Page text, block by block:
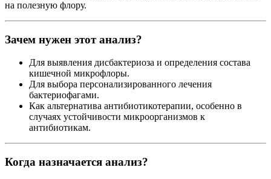
на полезную флору.
Зачем нужен этот анализ?
Для выявления дисбактериоза и определения состава
кишечной микрофлоры.
Для выбора персонализированного лечения
бактериофагами.
Как альтернатива антибиотикотерапии, особенно в
случаях устойчивости микроорганизмов к
антибиотикам.
Когда назначается анализ?